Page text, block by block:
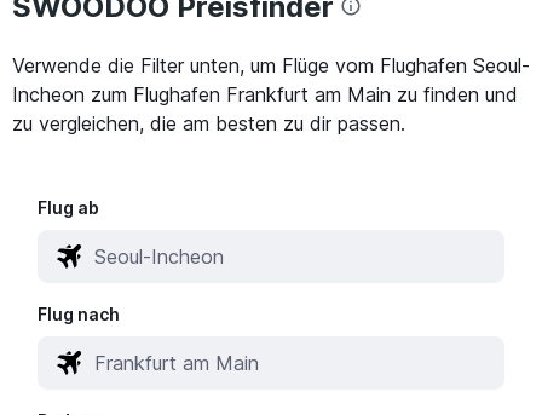
Verwende die Filter unten, um Flüge vom Flughafen Seoul-
Incheon zum Flughafen Frankfurt am Main zu finden und
zu vergleichen, die am besten zu dir passen.
Flug ab
Flug nach